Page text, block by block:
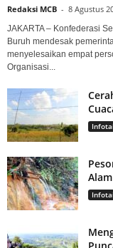
Redaksi MCB - 8 Agustus
JAKARTA – Konfederasi
Buruh mendesak
menyelesaikan empat
Organisasi...